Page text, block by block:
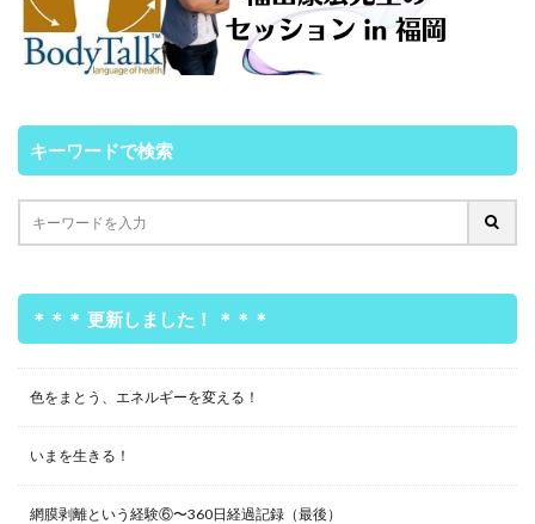
キーワードで検索
＊＊＊ 更新しました！ ＊＊＊
色をまとう、エネルギーを変える！
いまを生きる！
網膜剥離という経験⑥〜360日経過記録（最後）